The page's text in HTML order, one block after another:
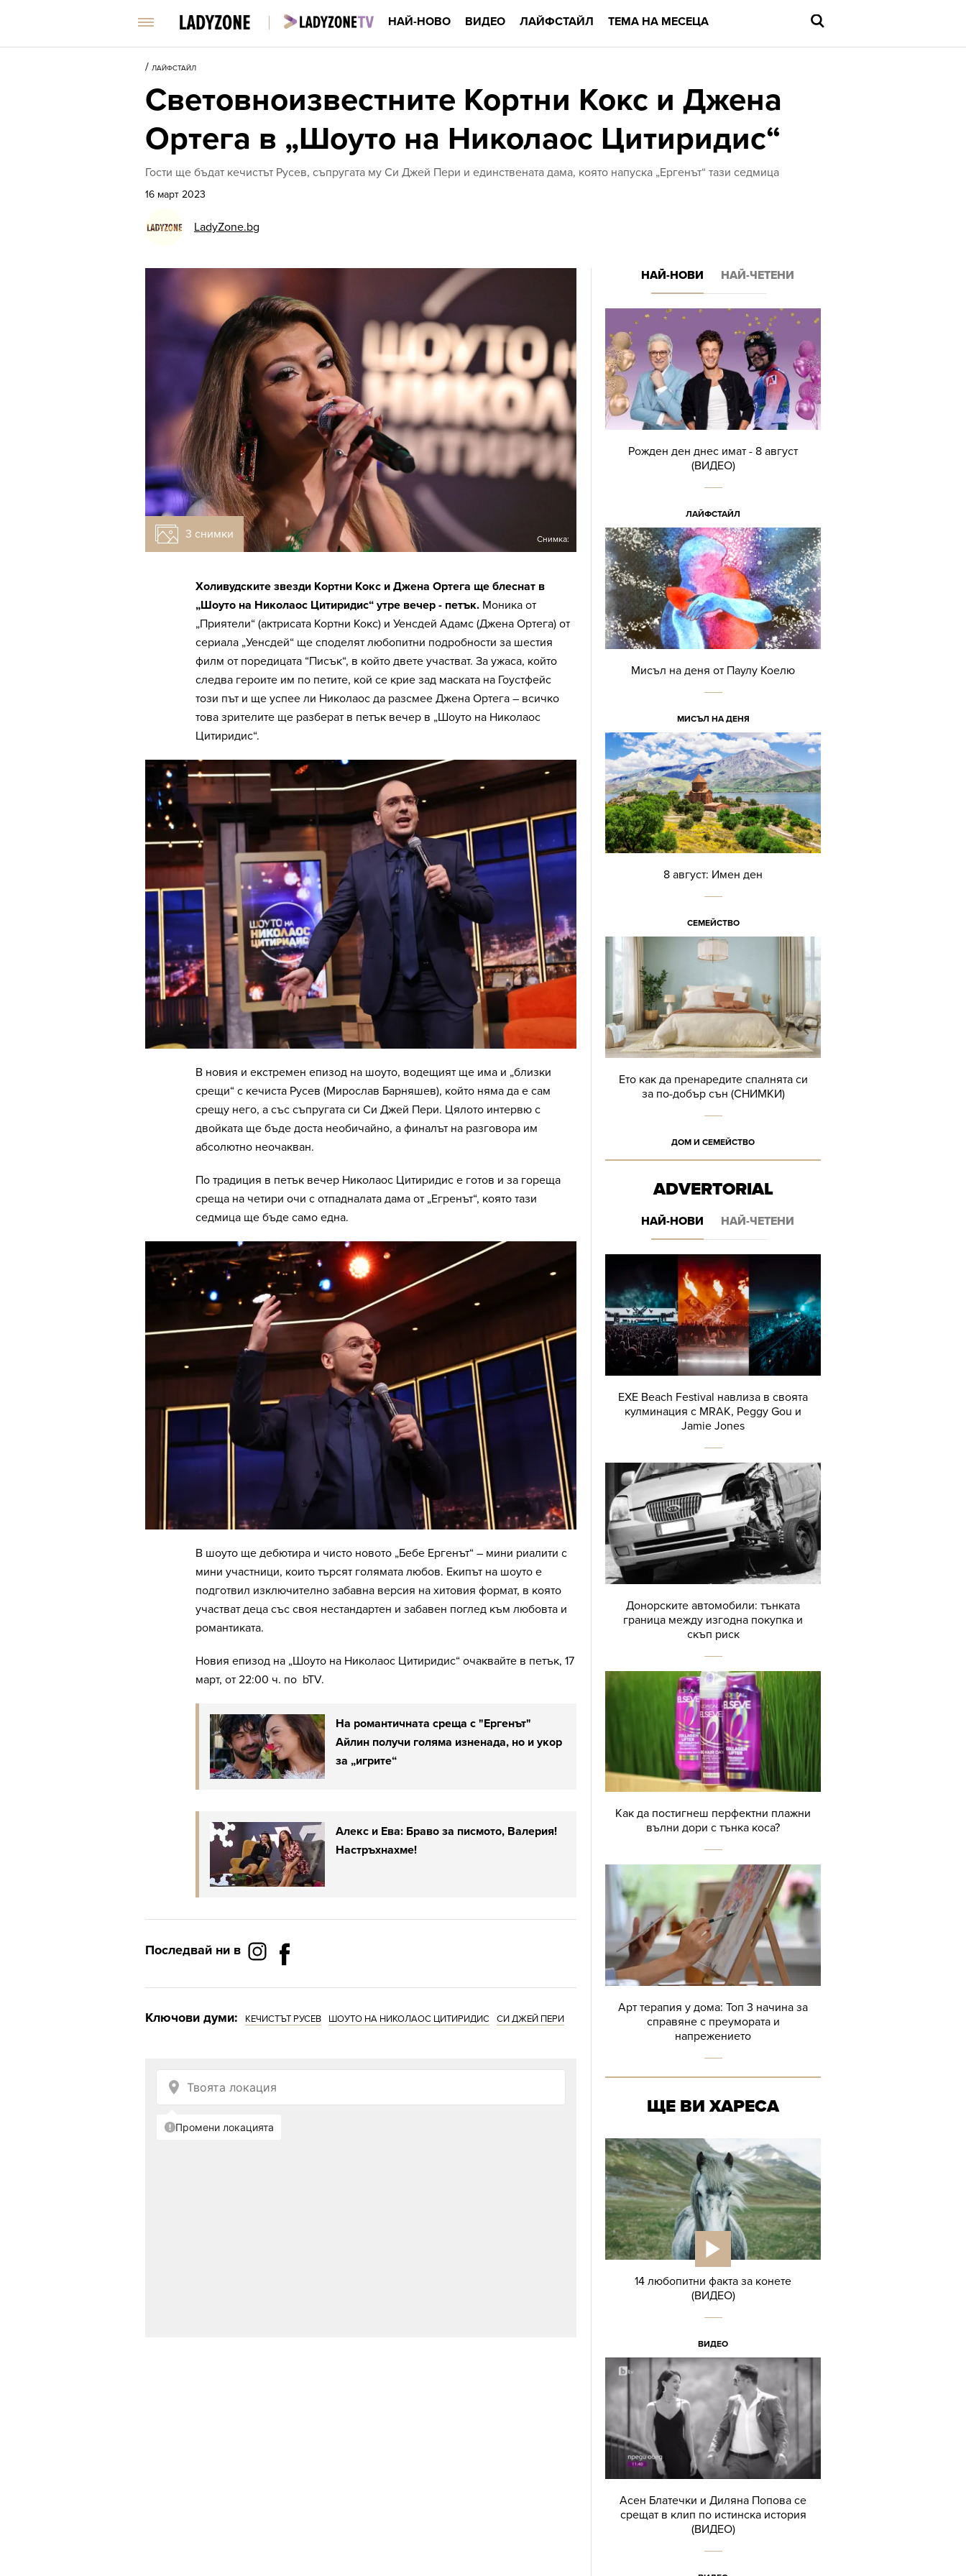
НАЙ-НОВО ВИДЕО ЛАЙФСТАЙЛ ТЕМА НА МЕСЕЦА
/ ЛАЙФСТАЙЛ
Световноизвестните Кортни Кокс и Джена
Ортега в „Шоуто на Николаос Цитиридис“
Гости ще бъдат кечистът Русев, съпругата му Си Джей Пери и единствената дама, която напуска „Ергенът“ тази седмица
16 март 2023
LadyZone.bg
3 снимки Снимка:
Холивудските звезди Кортни Кокс и Джена Ортега ще блеснат в
„Шоуто на Николаос Цитиридис“ утре вечер - петък. Моника от
„Приятели“ (актрисата Кортни Кокс) и Уенсдей Адамс (Джена Ортега) от
сериала „Уенсдей“ ще споделят любопитни подробности за шестия
филм от поредицата “Писък“, в който двете участват. За ужаса, който
следва героите им по петите, кой се крие зад маската на Гоустфейс
този път и ще успее ли Николаос да разсмее Джена Ортега – всичко
това зрителите ще разберат в петък вечер в „Шоуто на Николаос
Цитиридис“.
В новия и екстремен епизод на шоуто, водещият ще има и „близки
срещи“ с кечиста Русев (Мирослав Барняшев), който няма да е сам
срещу него, а със съпругата си Си Джей Пери. Цялото интервю с
двойката ще бъде доста необичайно, а финалът на разговора им
абсолютно неочакван.
По традиция в петък вечер Николаос Цитиридис е готов и за гореща
среща на четири очи с отпадналата дама от „Егренът“, която тази
седмица ще бъде само една.
В шоуто ще дебютира и чисто новото „Бебе Ергенът“ – мини риалити с
мини участници, които търсят голямата любов. Екипът на шоуто е
подготвил изключително забавна версия на хитовия формат, в която
участват деца със своя нестандартен и забавен поглед към любовта и
романтиката.
Новия епизод на „Шоуто на Николаос Цитиридис“ очаквайте в петък, 17
март, от 22:00 ч. по bTV.
На романтичната среща с "Ергенът"
Айлин получи голяма изненада, но и укор
за „игрите“
Алекс и Ева: Браво за писмото, Валерия!
Настръхнахме!
Последвай ни в
Ключови думи: КЕЧИСТЪТ РУСЕВ ШОУТО НА НИКОЛАОС ЦИТИРИДИС СИ ДЖЕЙ ПЕРИ
НАЙ-НОВИ НАЙ-ЧЕТЕНИ
Рожден ден днес имат - 8 август
(ВИДЕО)
ЛАЙФСТАЙЛ
Мисъл на деня от Паулу Коелю
МИСЪЛ НА ДЕНЯ
8 август: Имен ден
СЕМЕЙСТВО
Ето как да пренаредите спалнята си
за по-добър сън (СНИМКИ)
ДОМ И СЕМЕЙСТВО
ADVERTORIAL
НАЙ-НОВИ НАЙ-ЧЕТЕНИ
EXE Beach Festival навлиза в своята
кулминация с MRAK, Peggy Gou и
Jamie Jones
Донорските автомобили: тънката
граница между изгодна покупка и
скъп риск
Как да постигнеш перфектни плажни
вълни дори с тънка коса?
Арт терапия у дома: Топ 3 начина за
справяне с преумората и
напрежението
ЩЕ ВИ ХАРЕСА
14 любопитни факта за конете
(ВИДЕО)
ВИДЕО
Асен Блатечки и Диляна Попова се
срещат в клип по истинска история
(ВИДЕО)